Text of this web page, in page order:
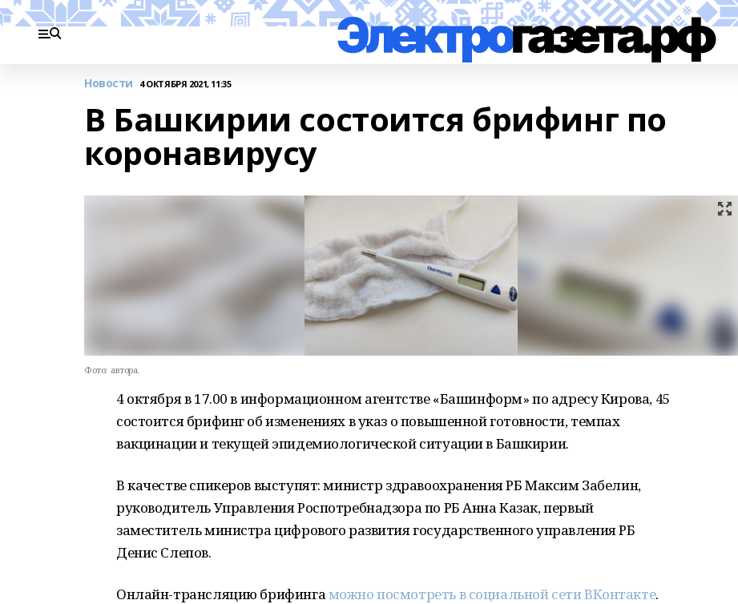
Новости 4 ОКТЯБРЯ 2021, 11:35
В Башкирии состоится брифинг по
коронавирусу
Фото: автора.
4 октября в 17.00 в информационном агентстве «Башинформ» по адресу Кирова, 45
состоится брифинг об изменениях в указ о повышенной готовности, темпах
вакцинации и текущей эпидемиологической ситуации в Башкирии.
В качестве спикеров выступят: министр здравоохранения РБ Максим Забелин,
руководитель Управления Роспотребнадзора по РБ Анна Казак, первый
заместитель министра цифрового развития государственного управления РБ
Денис Слепов.
Онлайн-трансляцию брифингаможно посмотреть в социальной сети ВКонтакте.